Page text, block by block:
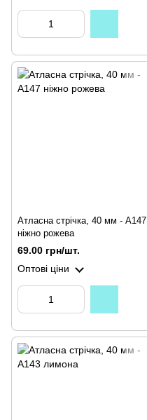
Атласна стрічка, 40 мм - А147
ніжно рожева
69.00 грн/шт.
Оптові ціни